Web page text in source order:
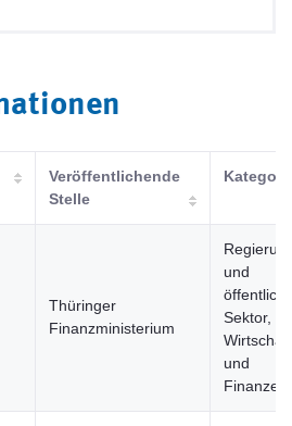
Veröffentlichende
Stelle
Thüringer
Finanzministerium
und
Sektor,
Wirtschaft
und
Finanzen